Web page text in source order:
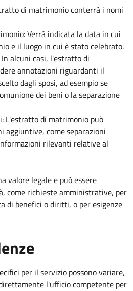
di matrimonio conterrà i nomi
Verrà indicata la data in cui
e il luogo in cui è stato celebrato.
alcuni casi, l'estratto di
annotazioni riguardanti il
dagli sposi, ad esempio se
dei beni o la separazione
L'estratto di matrimonio può
aggiuntive, come separazioni
rilevanti relative al
valore legale e può essere
come richieste amministrative, per
di benefici o diritti, o per esigenze
per il servizio possono variare,
l'ufficio competente per